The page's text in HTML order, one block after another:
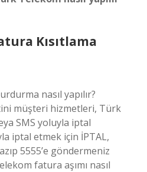
Kısıtlama
nasıl yapılır?
müşteri hizmetleri, Türk
SMS yoluyla iptal
iptal etmek için İPTAL,
5555’e göndermeniz
fatura aşımı nasıl